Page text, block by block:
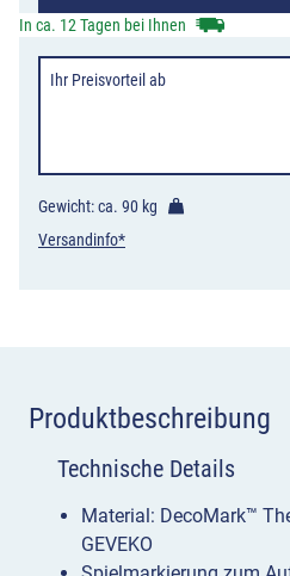
In ca. 12 Tagen bei Ihnen
Ihr Preisvorteil ab
Gewicht: ca. 90 kg
Versandinfo*
Produktbeschreibung
Technische Details
Material: DecoMark™
GEVEKO